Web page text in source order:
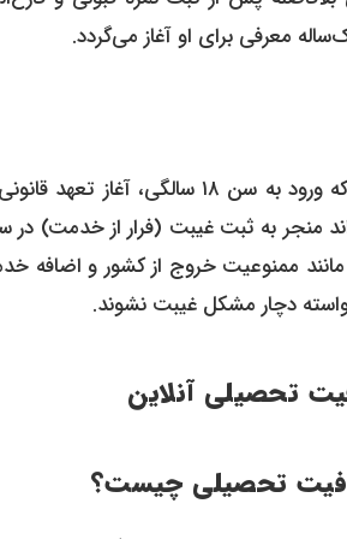
معرفی برای او آغاز می‌گردد.
سربازی است. هرگونه اهمال در
منجر به ثبت غیبت (فرار از خدمت) در
ممنوعیت خروج از کشور و اضافه
دچار مشکل غیبت نشوند.
تحصیلی آنلاین
تحصیلی چیست؟